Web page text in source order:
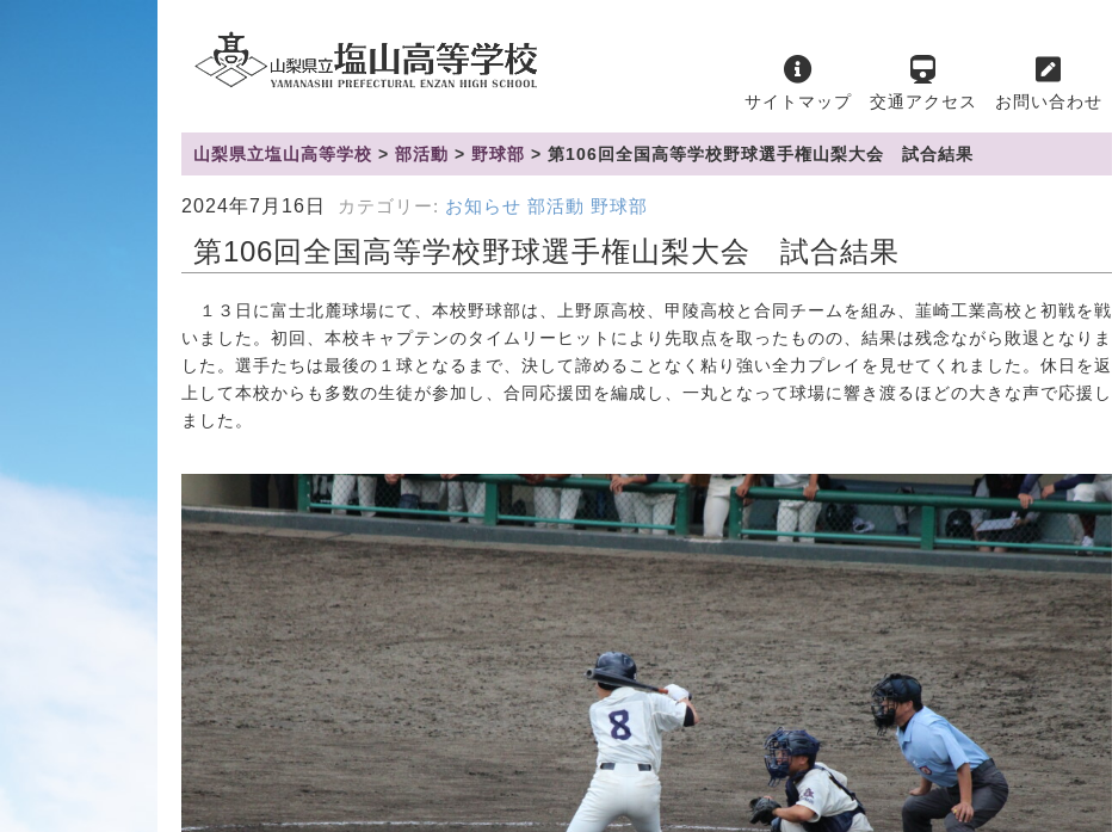
サイトマップ 交通アクセス お問い合わせ
山梨県立塩山高等学校 > 部活動 > 野球部 > 第106回全国高等学校野球選手権山梨大会 試合結果
2024年7月16日 カテゴリー: お知らせ 部活動 野球部
第106回全国高等学校野球選手権山梨大会 試合結果
１３日に富士北麓球場にて、本校野球部は、上野原高校、甲陵高校と合同チームを組み、韮崎工業高校と初戦を戦
いました。初回、本校キャプテンのタイムリーヒットにより先取点を取ったものの、結果は残念ながら敗退となりま
した。選手たちは最後の１球となるまで、決して諦めることなく粘り強い全力プレイを見せてくれました。休日を返
上して本校からも多数の生徒が参加し、合同応援団を編成し、一丸となって球場に響き渡るほどの大きな声で応援し
ました。